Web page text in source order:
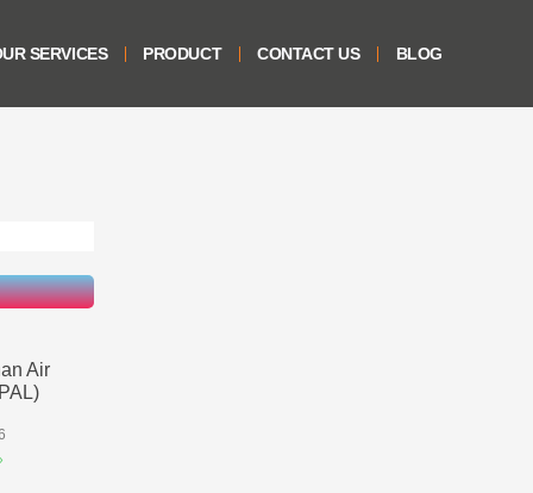
SERVICES PRODUCT CONTACT US BLOG
Air